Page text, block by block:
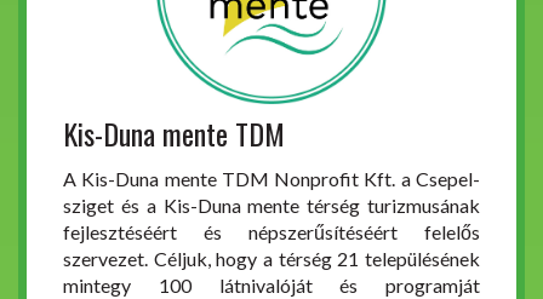
Kis-Duna mente TDM
A Kis-Duna mente TDM Nonprofit Kft. a Csepel-
sziget és a Kis-Duna mente térség turizmusának
fejlesztéséért és népszerűsítéséért felelős
szervezet. Céljuk, hogy a térség 21 településének
mintegy 100 látnivalóját és programját